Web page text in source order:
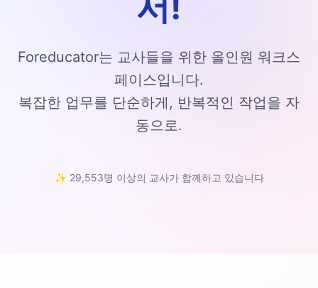
Foreducator는 교사들을 위한 올인원 워크스
페이스입니다.
복잡한 업무를 단순하게, 반복적인 작업을 자
동으로.
✨ 29,553명 이상의 교사가 함께하고 있습니다